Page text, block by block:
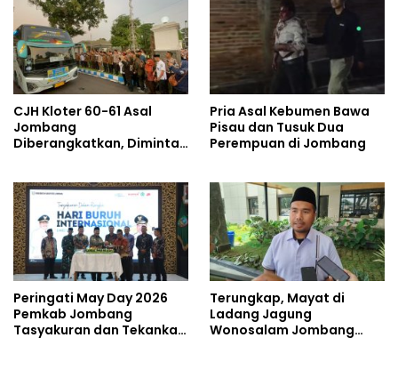
CJH Kloter 60-61 Asal
Jombang
Diberangkatkan, Diminta
Pria Asal Kebumen Bawa
Pisau dan Tusuk Dua
Perempuan di Jombang
Peringati May Day 2026
Pemkab Jombang
Tasyakuran dan Tekankan
Terungkap, Mayat di
Ladang Jagung
Wonosalam Jombang